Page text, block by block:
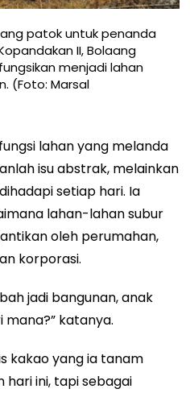
patok untuk penanda
II, Bolaang
menjadi lahan
(Foto: Marsal
lahan yang melanda
isu abstrak, melainkan
setiap hari. Ia
lahan-lahan subur
oleh perumahan,
korporasi.
jadi bangunan, anak
katanya.
kakao yang ia tanam
hari ini, tapi sebagai